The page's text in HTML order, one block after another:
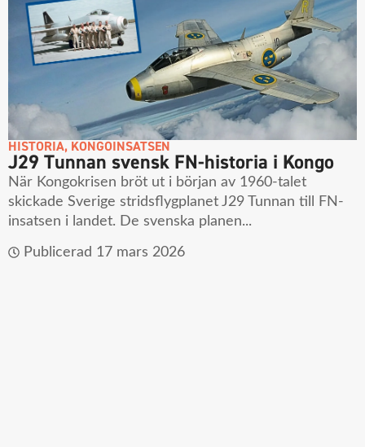
HISTORIA, KONGOINSATSEN
J29 Tunnan svensk FN-historia i Kongo
När Kongokrisen bröt ut i början av 1960-talet
skickade Sverige stridsflygplanet J29 Tunnan till FN-
insatsen i landet. De svenska planen...
Publicerad 17 mars 2026